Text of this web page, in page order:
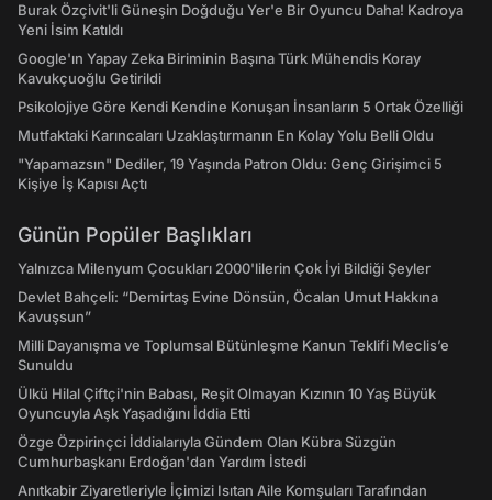
Burak Özçivit'li Güneşin Doğduğu Yer'e Bir Oyuncu Daha! Kadroya
Yeni İsim Katıldı
Google'ın Yapay Zeka Biriminin Başına Türk Mühendis Koray
Kavukçuoğlu Getirildi
Psikolojiye Göre Kendi Kendine Konuşan İnsanların 5 Ortak Özelliği
Mutfaktaki Karıncaları Uzaklaştırmanın En Kolay Yolu Belli Oldu
"Yapamazsın" Dediler, 19 Yaşında Patron Oldu: Genç Girişimci 5
Kişiye İş Kapısı Açtı
Günün Popüler Başlıkları
Yalnızca Milenyum Çocukları 2000'lilerin Çok İyi Bildiği Şeyler
Devlet Bahçeli: “Demirtaş Evine Dönsün, Öcalan Umut Hakkına
Kavuşsun”
Milli Dayanışma ve Toplumsal Bütünleşme Kanun Teklifi Meclis’e
Sunuldu
Ülkü Hilal Çiftçi'nin Babası, Reşit Olmayan Kızının 10 Yaş Büyük
Oyuncuyla Aşk Yaşadığını İddia Etti
Özge Özpirinçci İddialarıyla Gündem Olan Kübra Süzgün
Cumhurbaşkanı Erdoğan'dan Yardım İstedi
Anıtkabir Ziyaretleriyle İçimizi Isıtan Aile Komşuları Tarafından